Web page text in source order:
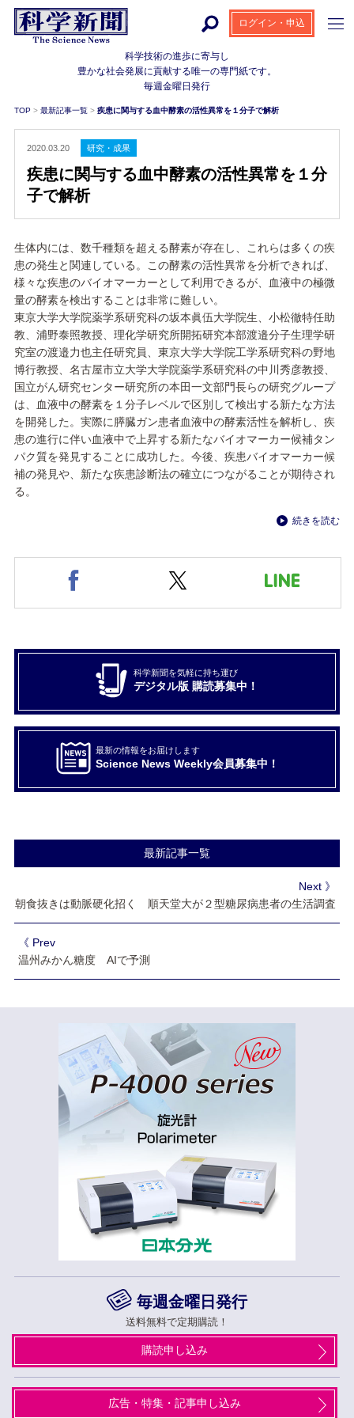
科学技術の進歩に寄与し
豊かな社会発展に貢献する唯一の専門紙です。
毎週金曜日発行
ログイン・申込
TOP > 最新記事一覧 > 疾患に関与する血中酵素の活性異常を１分子で解析
2020.03.20 研究・成果
疾患に関与する血中酵素の活性異常を１分
子で解析
生体内には、数千種類を超える酵素が存在し、これらは多くの疾
患の発生と関連している。この酵素の活性異常を分析できれば、
様々な疾患のバイオマーカーとして利用できるが、血液中の極微
量の酵素を検出することは非常に難しい。
東京大学大学院薬学系研究科の坂本眞伍大学院生、小松徹特任助
教、浦野泰照教授、理化学研究所開拓研究本部渡邉分子生理学研
究室の渡邉力也主任研究員、東京大学大学院工学系研究科の野地
博行教授、名古屋市立大学大学院薬学系研究科の中川秀彦教授、
国立がん研究センター研究所の本田一文部門長らの研究グループ
は、血液中の酵素を１分子レベルで区別して検出する新たな方法
を開発した。実際に膵臓ガン患者血液中の酵素活性を解析し、疾
患の進行に伴い血液中で上昇する新たなバイオマーカー候補タン
パク質を発見することに成功した。今後、疾患バイオマーカー候
補の発見や、新たな疾患診断法の確立につながることが期待され
る。
続きを読む
科学新聞を気軽に持ち運び
デジタル版 購読募集中！
最新の情報をお届けします
Science News Weekly会員募集中！
最新記事一覧
Next 》
朝食抜きは動脈硬化招く 順天堂大が２型糖尿病患者の生活調査
《 Prev
温州みかん糖度 AIで予測
毎週金曜日発行
送料無料で定期購読！
購読申し込み
広告・特集・記事申し込み